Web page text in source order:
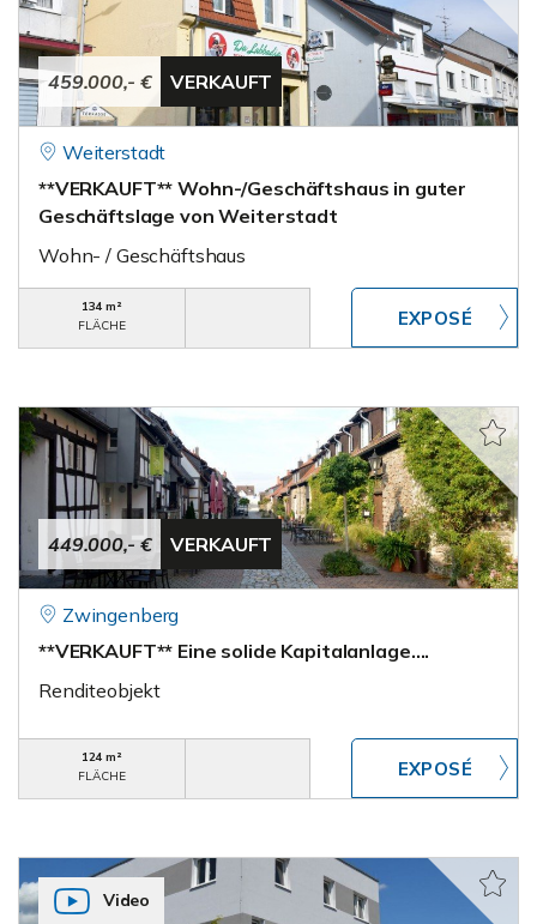
459.000,- € VERKAUFT
Weiterstadt
**VERKAUFT** Wohn-/Geschäftshaus in guter
Geschäftslage von Weiterstadt
Wohn- / Geschäftshaus
134 m²
FLÄCHE
449.000,- € VERKAUFT
Zwingenberg
**VERKAUFT** Eine solide Kapitalanlage….
Renditeobjekt
124 m²
FLÄCHE
Video